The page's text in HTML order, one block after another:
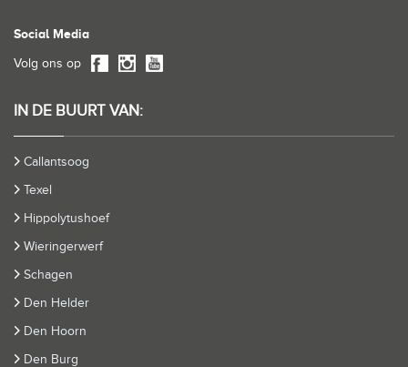
Social Media
Volg ons op
IN DE BUURT VAN:
Callantsoog
Texel
Hippolytushoef
Wieringerwerf
Schagen
Den Helder
Den Hoorn
Den Burg